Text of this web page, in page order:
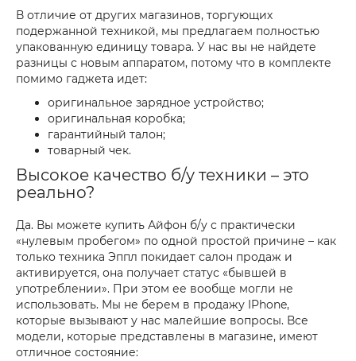
В отличие от других магазинов, торгующих
подержанной техникой, мы предлагаем полностью
упакованную единицу товара. У нас вы не найдете
разницы с новым аппаратом, потому что в комплекте
помимо гаджета идет:
оригинальное зарядное устройство;
оригинальная коробка;
гарантийный талон;
товарный чек.
Высокое качество б/у техники – это
реально?
Да. Вы можете купить Айфон б/у с практически
«нулевым пробегом» по одной простой причине – как
только техника Эппл покидает салон продаж и
активируется, она получает статус «бывшей в
употреблении». При этом ее вообще могли не
использовать. Мы не берем в продажу IPhone,
которые вызывают у нас малейшие вопросы. Все
модели, которые представлены в магазине, имеют
отличное состояние: